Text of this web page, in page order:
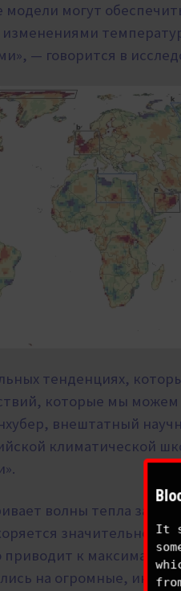
It
модели могут
— говорится в
тенденциях,
которые мы
внештатный
климатической
волны тепла за
значительно
приводит к
на огромные,